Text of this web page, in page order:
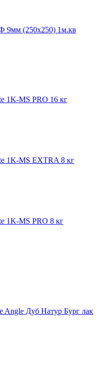
9мм (250х250) 1м.кв
1K-MS PRO 16 кг
1K-MS EXTRA 8 кг
1K-MS PRO 8 кг
Angle Дуб Натур Бург лак